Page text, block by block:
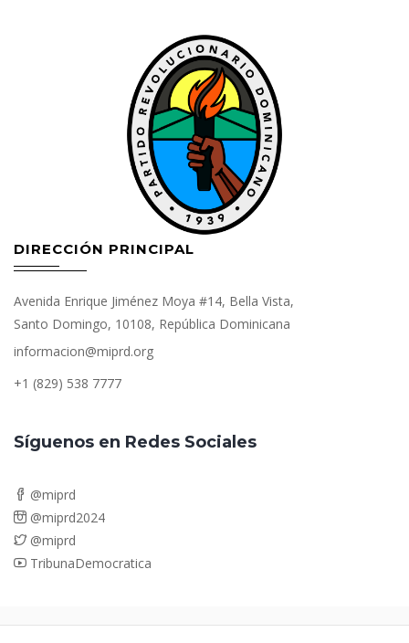
DIRECCIÓN PRINCIPAL
Avenida Enrique Jiménez Moya #14, Bella Vista,
Santo Domingo, 10108, República Dominicana
informacion@miprd.org
+1 (829) 538 7777
Síguenos en Redes Sociales
@miprd
@miprd2024
@miprd
TribunaDemocratica